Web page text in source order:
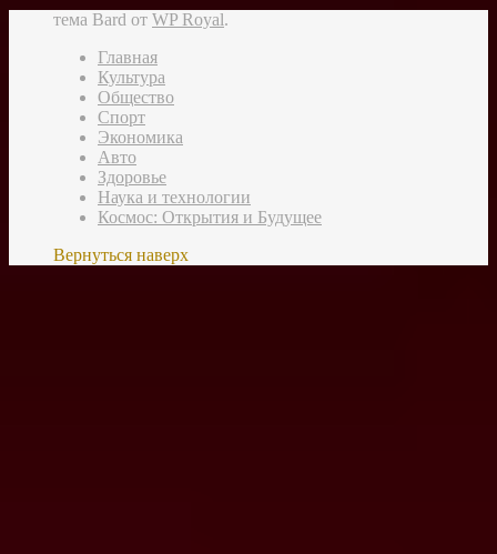
тема Bard от WP Royal.
Главная
Культура
Общество
Спорт
Экономика
Авто
Здоровье
Наука и технологии
Космос: Открытия и Будущее
Вернуться наверх